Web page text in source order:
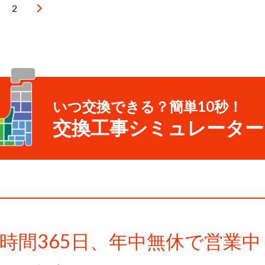
2
いつ交換できる？簡単10秒！
交換工事シミュレーター
間365日、 年中無休で営業